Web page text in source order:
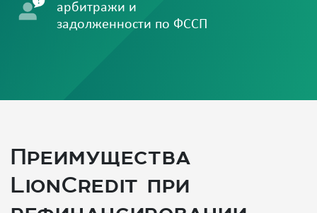
арбитражи и
задолженности по ФССП
Преимущества
LionCredit при